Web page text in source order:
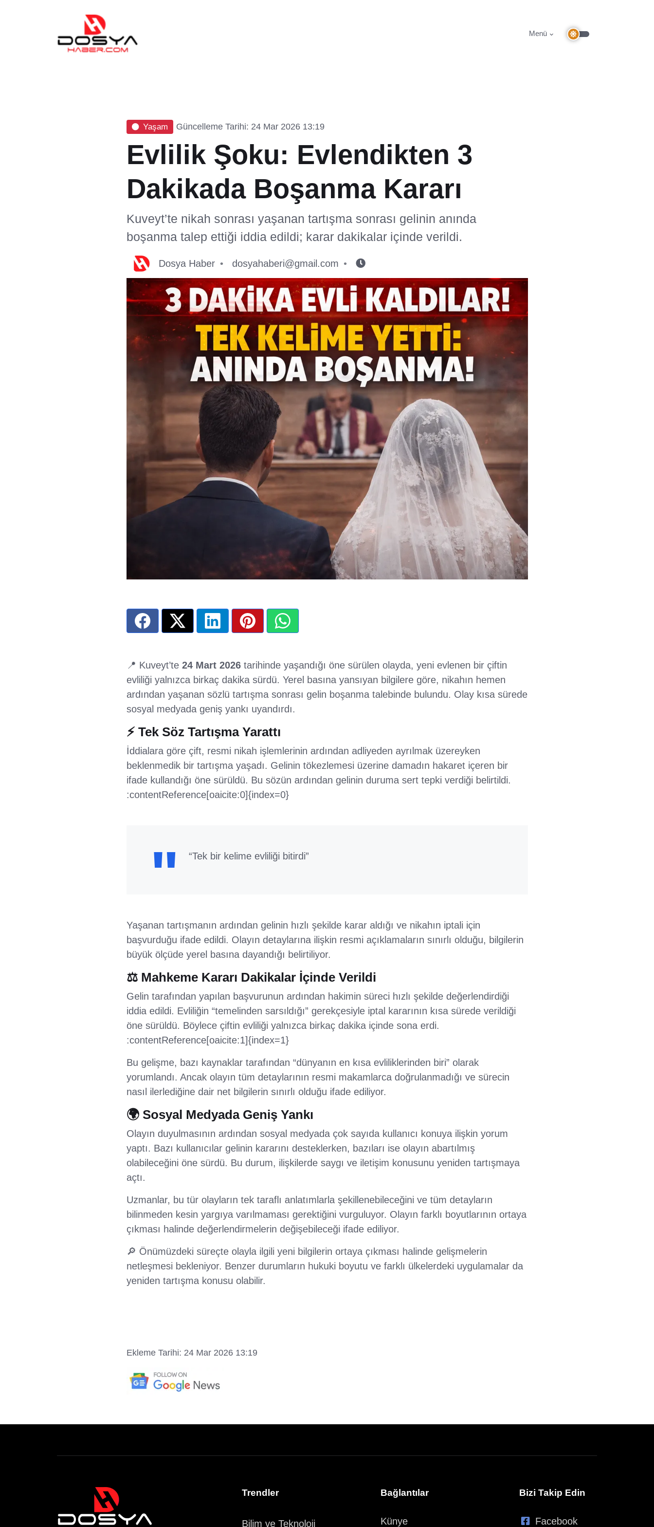
Menü
Yaşam Güncelleme Tarihi: 24 Mar 2026 13:19
Evlilik Şoku: Evlendikten 3
Dakikada Boşanma Kararı
Kuveyt’te nikah sonrası yaşanan tartışma sonrası gelinin anında
boşanma talep ettiği iddia edildi; karar dakikalar içinde verildi.
Dosya Haber dosyahaberi@gmail.com
📍 Kuveyt’te 24 Mart 2026tarihinde yaşandığı öne sürülen olayda, yeni evlenen bir çiftin
evliliği yalnızca birkaç dakika sürdü. Yerel basına yansıyan bilgilere göre, nikahın hemen
ardından yaşanan sözlü tartışma sonrası gelin boşanma talebinde bulundu. Olay kısa sürede
sosyal medyada geniş yankı uyandırdı.
⚡ Tek Söz Tartışma Yarattı
İddialara göre çift, resmi nikah işlemlerinin ardından adliyeden ayrılmak üzereyken
beklenmedik bir tartışma yaşadı. Gelinin tökezlemesi üzerine damadın hakaret içeren bir
ifade kullandığı öne sürüldü. Bu sözün ardından gelinin duruma sert tepki verdiği belirtildi.
:contentReference[oaicite:0]{index=0}
“Tek bir kelime evliliği bitirdi”
Yaşanan tartışmanın ardından gelinin hızlı şekilde karar aldığı ve nikahın iptali için
başvurduğu ifade edildi. Olayın detaylarına ilişkin resmi açıklamaların sınırlı olduğu, bilgilerin
büyük ölçüde yerel basına dayandığı belirtiliyor.
⚖️ Mahkeme Kararı Dakikalar İçinde Verildi
Gelin tarafından yapılan başvurunun ardından hakimin süreci hızlı şekilde değerlendirdiği
iddia edildi. Evliliğin “temelinden sarsıldığı” gerekçesiyle iptal kararının kısa sürede verildiği
öne sürüldü. Böylece çiftin evliliği yalnızca birkaç dakika içinde sona erdi.
:contentReference[oaicite:1]{index=1}
Bu gelişme, bazı kaynaklar tarafından “dünyanın en kısa evliliklerinden biri” olarak
yorumlandı. Ancak olayın tüm detaylarının resmi makamlarca doğrulanmadığı ve sürecin
nasıl ilerlediğine dair net bilgilerin sınırlı olduğu ifade ediliyor.
🌍 Sosyal Medyada Geniş Yankı
Olayın duyulmasının ardından sosyal medyada çok sayıda kullanıcı konuya ilişkin yorum
yaptı. Bazı kullanıcılar gelinin kararını desteklerken, bazıları ise olayın abartılmış
olabileceğini öne sürdü. Bu durum, ilişkilerde saygı ve iletişim konusunu yeniden tartışmaya
açtı.
Uzmanlar, bu tür olayların tek taraflı anlatımlarla şekillenebileceğini ve tüm detayların
bilinmeden kesin yargıya varılmaması gerektiğini vurguluyor. Olayın farklı boyutlarının ortaya
çıkması halinde değerlendirmelerin değişebileceği ifade ediliyor.
🔎 Önümüzdeki süreçte olayla ilgili yeni bilgilerin ortaya çıkması halinde gelişmelerin
netleşmesi bekleniyor. Benzer durumların hukuki boyutu ve farklı ülkelerdeki uygulamalar da
yeniden tartışma konusu olabilir.
Ekleme Tarihi: 24 Mar 2026 13:19
Trendler
Bilim ve Teknoloji
Bağlantılar
Künye
Bizi Takip Edin
Facebook